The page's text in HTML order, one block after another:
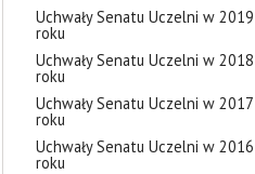
Uchwały Senatu Uczelni w 2019
roku
Uchwały Senatu Uczelni w 2018
roku
Uchwały Senatu Uczelni w 2017
roku
Uchwały Senatu Uczelni w 2016
roku